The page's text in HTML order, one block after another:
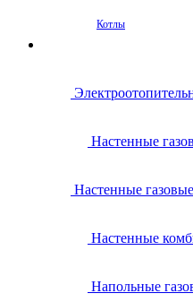
Котлы
Настенные
Настенные
Настенные
Напольные